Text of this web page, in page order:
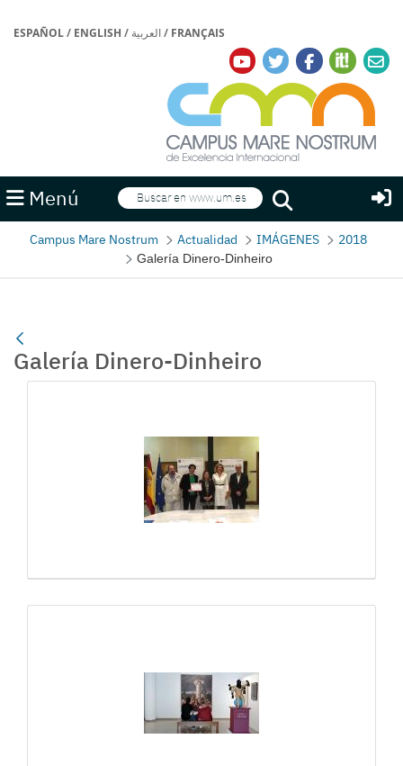
ESPAÑOL/ ENGLISH / العربية/ FRANÇAIS
Menú Buscar
Buscar
Campus Mare Nostrum Actualidad IMÁGENES 2018
Galería Dinero-Dinheiro
Galería Dinero-Dinheiro